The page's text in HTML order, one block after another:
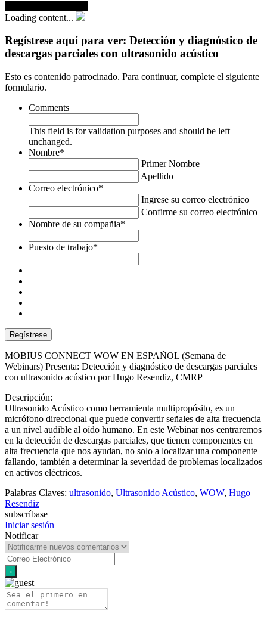
Loading content...
Regístrese aquí para ver: Detección y diagnóstico de
descargas parciales con ultrasonido acústico
Esto es contenido patrocinado. Para continuar, complete el siguiente
formulario.
Comments
This field is for validation purposes and should be left
unchanged.
Nombre*
Primer Nombre
Apellido
Correo electrónico*
Ingrese su correo electrónico
Confirme su correo electrónico
Nombre de su compañia*
Puesto de trabajo*
MOBIUS CONNECT WOW EN ESPAÑOL (Semana de
Webinars) Presenta: Detección y diagnóstico de descargas parciales
con ultrasonido acústico por Hugo Resendiz, CMRP
Descripción:
Ultrasonido Acústico como herramienta multipropósito, es un
micrófono direccional que puede convertir señales de alta frecuencia
a un nivel audible al oído humano. En este Webinar nos centraremos
en la detección de descargas parciales, que tienen componentes en
alta frecuencia que nos ayudan, no solo a localizar una componente
fallando, también a determinar la severidad de problemas localizados
en activos eléctricos.
Palabras Claves: ultrasonido, Ultrasonido Acústico, WOW, Hugo
Resendiz
subscríbase
Iniciar sesión
Notificar